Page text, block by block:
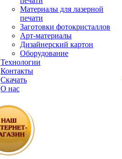
Материалы для лазерной
печати
Заготовки фотокристаллов
Арт-материалы
Дизайнерский картон
Оборудование
Технологии
Контакты
Скачать
О нас